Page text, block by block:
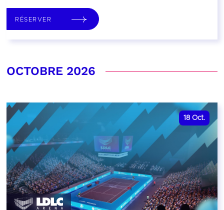
RÉSERVER
OCTOBRE 2026
18 Oct.